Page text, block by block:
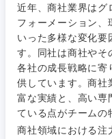
近年、商社業界はグ
フォーメーション、
いった多様な変化要
す。同社は商社やそ
各社の成長戦略に寄
供しています。商社
富な実績と、高い専
ている点がチームの
商社領域における注